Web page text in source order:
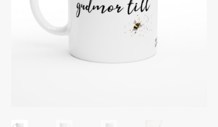
Blogg